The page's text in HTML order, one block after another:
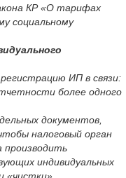
КР «О тарифах
социальному
ИП в связи:
более одного
документов,
налоговый орган
производить
индивидуальных